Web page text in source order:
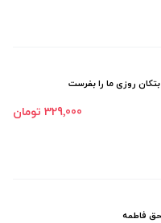
روزی ما را بفرست
329٬000 تومان
فاطمه